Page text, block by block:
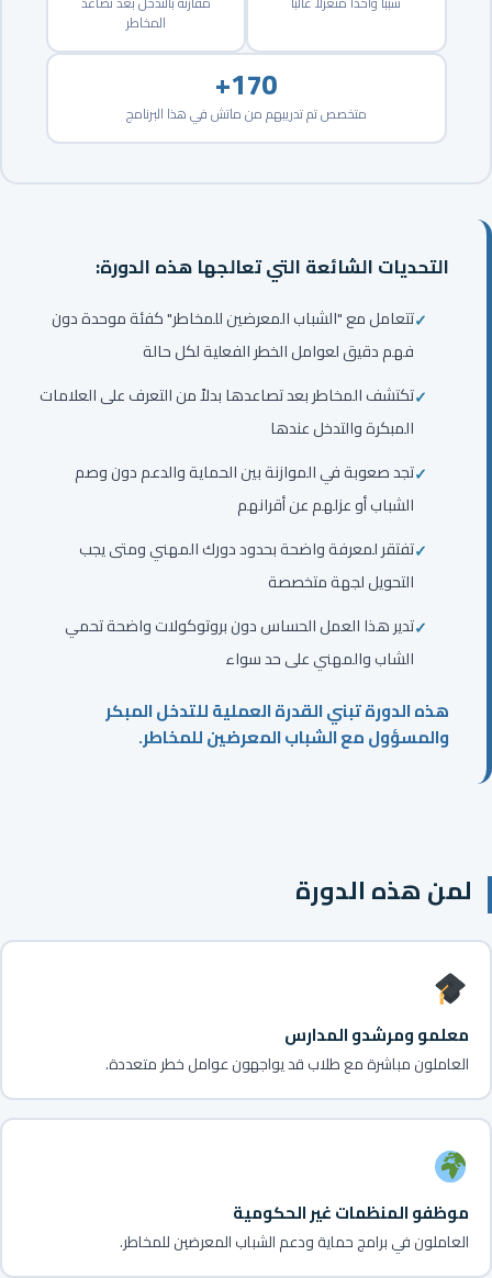
المخاطر
170+
متخصص تم تدريبهم من ماتش في هذا البرنامج
التحديات الشائعة التي تعالجها هذه الدورة:
تتعامل مع "الشباب المعرضين للمخاطر" كفئة موحدة دون
فهم دقيق لعوامل الخطر الفعلية لكل حالة
تكتشف المخاطر بعد تصاعدها بدلاً من التعرف على العلامات
المبكرة والتدخل عندها
تجد صعوبة في الموازنة بين الحماية والدعم دون وصم
الشباب أو عزلهم عن أقرانهم
تفتقر لمعرفة واضحة بحدود دورك المهني ومتى يجب
التحويل لجهة متخصصة
تدير هذا العمل الحساس دون بروتوكولات واضحة تحمي
الشاب والمهني على حد سواء
هذه الدورة تبني القدرة العملية للتدخل المبكر
والمسؤول مع الشباب المعرضين للمخاطر.
لمن هذه الدورة
معلمو ومرشدو المدارس
العاملون مباشرة مع طلاب قد يواجهون عوامل خطر متعددة.
موظفو المنظمات غير الحكومية
العاملون في برامج حماية ودعم الشباب المعرضين للمخاطر.